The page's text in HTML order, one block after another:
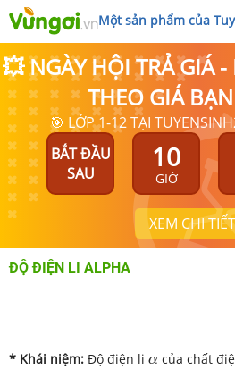
Một sản phẩm của
💥 NGÀY HỘI TRẢ GIÁ
THEO GIÁ BẠN
🎯 LỚP 1-12 TẠI
BẮT ĐẦU
SAU
10
GIỜ
XEM CHI TIẾT
ĐỘ ĐIỆN LI ALPHA
* Khái niệm: Độ điện li α
α của chất